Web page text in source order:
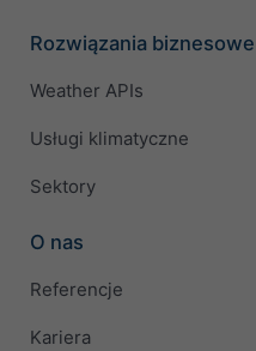
Rozwiązania biznesowe
Weather APIs
Usługi klimatyczne
Sektory
O nas
Referencje
Kariera